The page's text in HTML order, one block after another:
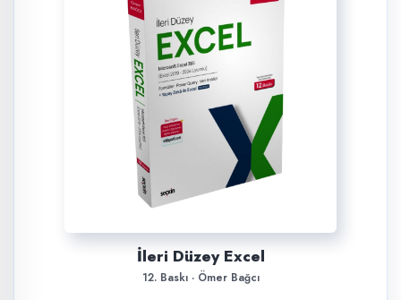
İleri Düzey Excel
12. Baskı · Ömer Bağcı